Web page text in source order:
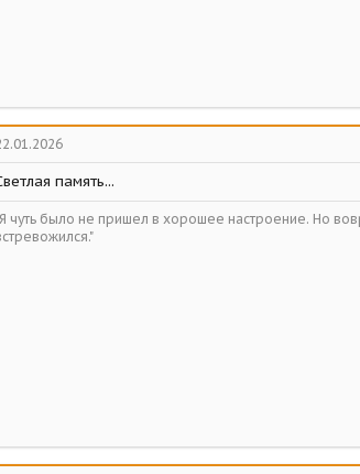
память...
чуть было не пришел в хорошее настроение. Но